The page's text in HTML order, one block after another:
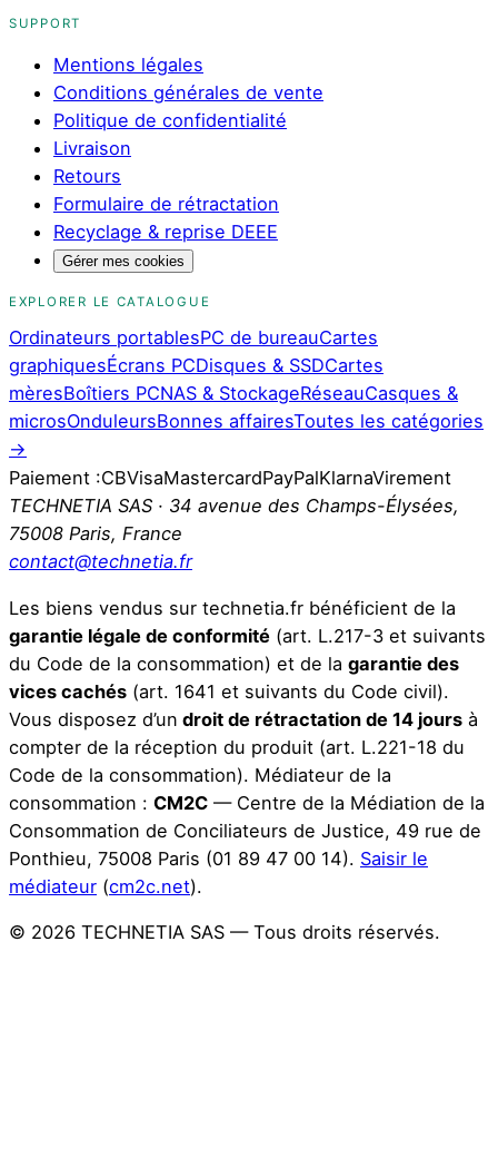
SUPPORT
Mentions légales
Conditions générales de vente
Politique de confidentialité
Livraison
Retours
Formulaire de rétractation
Recyclage & reprise DEEE
Gérer mes cookies
EXPLORER LE CATALOGUE
Ordinateurs portablesPC de bureauCartes
graphiquesÉcrans PCDisques & SSDCartes
mèresBoîtiers PCNAS & StockageRéseauCasques &
microsOnduleursBonnes affairesToutes les catégories
→
Paiement :CBVisaMastercardPayPalKlarnaVirement
TECHNETIA SAS · 34 avenue des Champs-Élysées,
75008 Paris, France
contact@technetia.fr
Les biens vendus sur technetia.fr bénéficient de la
garantie légale de conformité (art. L.217-3 et suivants
du Code de la consommation) et de la garantie des
vices cachés (art. 1641 et suivants du Code civil).
Vous disposez d’un droit de rétractation de 14 jours à
compter de la réception du produit (art. L.221-18 du
Code de la consommation). Médiateur de la
consommation : CM2C — Centre de la Médiation de la
Consommation de Conciliateurs de Justice, 49 rue de
Ponthieu, 75008 Paris (01 89 47 00 14). Saisir le
médiateur (cm2c.net).
© 2026 TECHNETIA SAS — Tous droits réservés.